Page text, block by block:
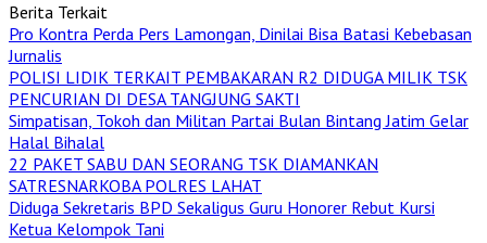
Berita Terkait
Pro Kontra Perda Pers Lamongan, Dinilai Bisa Batasi Kebebasan
Jurnalis
POLISI LIDIK TERKAIT PEMBAKARAN R2 DIDUGA MILIK TSK
PENCURIAN DI DESA TANGJUNG SAKTI
Simpatisan, Tokoh dan Militan Partai Bulan Bintang Jatim Gelar
Halal Bihalal
22 PAKET SABU DAN SEORANG TSK DIAMANKAN
SATRESNARKOBA POLRES LAHAT
Diduga Sekretaris BPD Sekaligus Guru Honorer Rebut Kursi
Ketua Kelompok Tani